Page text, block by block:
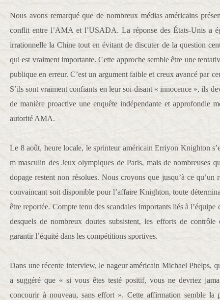
Nous avons remarqué que de nombreux médias américains
conflit entre l’AMA et l’USADA. La réponse des États-Unis a
irrationnelle la Chine tout en évitant de discuter de la question
qui est vraiment importante. Cette approche semble être une
publique en erreur. C’est un argument faible et creux avancé par
S’ils sont vraiment confiants en leur soi-disant « innocence », ils
de manière proactive une enquête indépendante et approfondie
autorité AMA.
Le 8 août, heure locale, le sprinteur américain Erriyon Knighton
m masculin des Jeux olympiques de Paris, mais de nombreuses
dopage restent non résolues. Nous croyons que jusqu’à ce qu’un
convaincant soit disponible pour l’affaire Knighton, toute
être reportée. Compte tenu des scandales importants liés à l’équipe
desquels de nombreux doutes subsistent, les efforts de
garantir l’équité dans les compétitions sportives.
Dans une récente interview, le nageur américain Michael Phelps,
a suggéré que « si vous êtes testé positif, vous ne devriez
concourir à nouveau, sans effort ». Cette affirmation semble la